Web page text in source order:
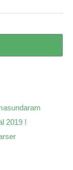
2019 !